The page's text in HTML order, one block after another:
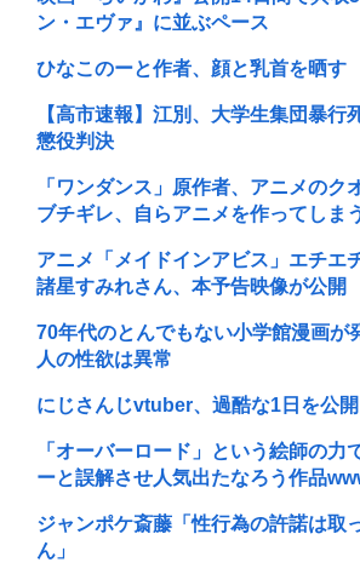
ン・エヴァ』に並ぶペース
ひなこのーと作者、顔と乳首を晒す
【高市速報】江別、大学生集団暴行
懲役判決
「ワンダンス」原作者、アニメのク
ブチギレ、自らアニメを作ってしま
アニメ「メイドインアビス」エチエ
諸星すみれさん、本予告映像が公開
70年代のとんでもない小学館漫画が
人の性欲は異常
にじさんじvtuber、過酷な1日を公開
「オーバーロード」という絵師の力
ーと誤解させ人気出たなろう作品
ジャンポケ斎藤「性行為の許諾は取
ん」